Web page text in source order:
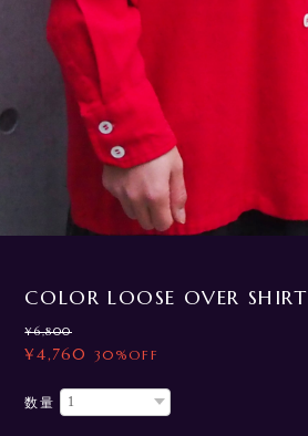
COLOR LOOSE OVER SHIRT
¥6,800
¥4,760 30%OFF
数量